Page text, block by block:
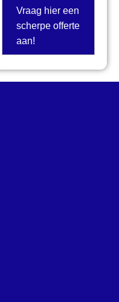
Vraag hier een
scherpe offerte
aan!